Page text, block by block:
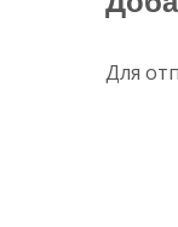
Для